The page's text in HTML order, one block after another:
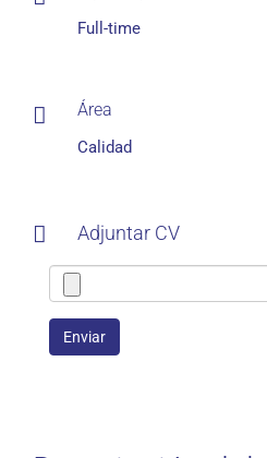
Full-time
Área
Calidad
Adjuntar CV
Enviar